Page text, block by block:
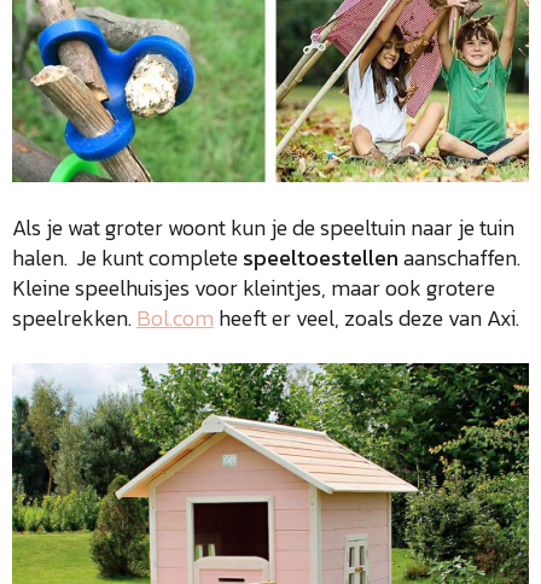
Als je wat groter woont kun je de speeltuin naar je tuin
halen. Je kunt completespeeltoestellenaanschaffen.
Kleine speelhuisjes voor kleintjes, maar ook grotere
speelrekken.Bol.com heeft er veel, zoals deze van Axi.